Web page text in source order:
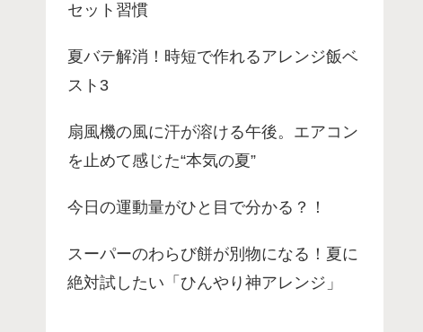
セット習慣
夏バテ解消！時短で作れるアレンジ飯ベ
スト3
扇風機の風に汗が溶ける午後。エアコン
を止めて感じた“本気の夏”
今日の運動量がひと目で分かる？！
スーパーのわらび餅が別物になる！夏に
絶対試したい「ひんやり神アレンジ」